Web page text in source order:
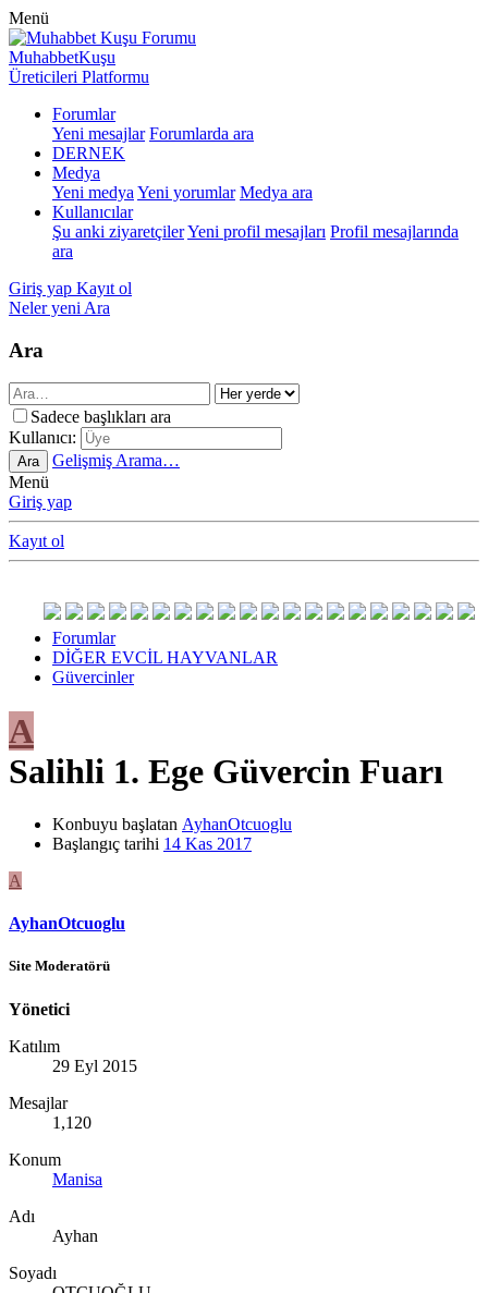
Menü
MuhabbetKuşu
Üreticileri Platformu
Forumlar
Yeni mesajlar Forumlarda ara
DERNEK
Medya
Yeni medya Yeni yorumlar Medya ara
Kullanıcılar
Şu anki ziyaretçilerYeni profil mesajları Profil mesajlarında
ara
Giriş yap Kayıt ol
Neler yeni Ara
Ara
Sadece başlıkları ara
Kullanıcı:
Ara
Gelişmiş Arama…
Menü
Giriş yap
Kayıt ol
Forumlar
DİĞER EVCİL HAYVANLAR
Güvercinler
A
Salihli 1. Ege Güvercin Fuarı
Konbuyu başlatan AyhanOtcuoglu
Başlangıç tarihi 14 Kas 2017
A
AyhanOtcuoglu
Site Moderatörü
Yönetici
Katılım
29 Eyl 2015
Mesajlar
1,120
Konum
Manisa
Adı
Ayhan
Soyadı